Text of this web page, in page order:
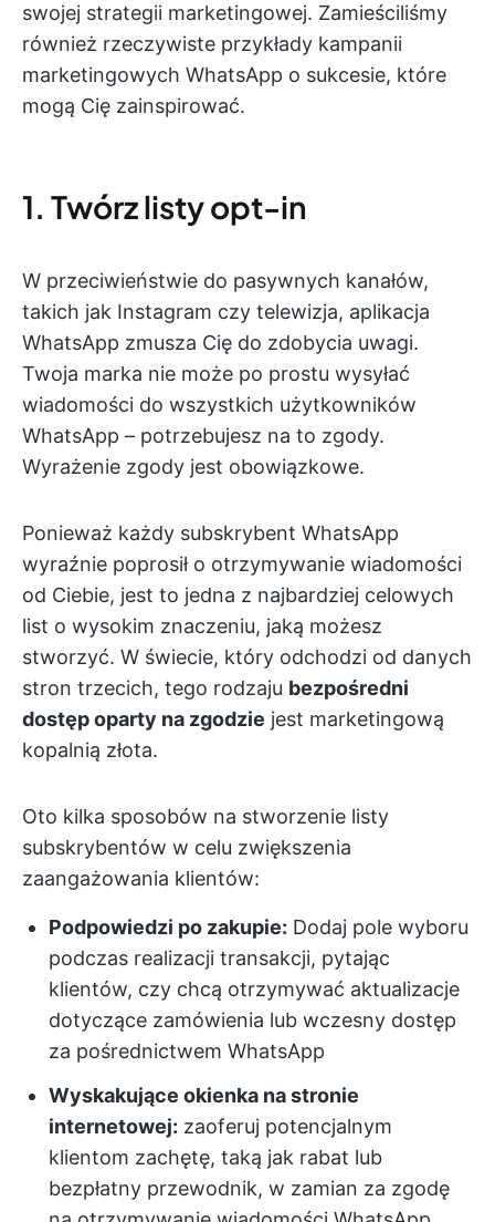
swojej strategii marketingowej. Zamieściliśmy
również rzeczywiste przykłady kampanii
marketingowych WhatsApp o sukcesie, które
mogą Cię zainspirować.
1. Twórz listy opt-in
W przeciwieństwie do pasywnych kanałów,
takich jak Instagram czy telewizja, aplikacja
WhatsApp zmusza Cię do zdobycia uwagi.
Twoja marka nie może po prostu wysyłać
wiadomości do wszystkich użytkowników
WhatsApp – potrzebujesz na to zgody.
Wyrażenie zgody jest obowiązkowe.
Ponieważ każdy subskrybent WhatsApp
wyraźnie poprosił o otrzymywanie wiadomości
od Ciebie, jest to jedna z najbardziej celowych
list o wysokim znaczeniu, jaką możesz
stworzyć. W świecie, który odchodzi od danych
stron trzecich, tego rodzaju bezpośredni
dostęp oparty na zgodzie jest marketingową
kopalnią złota.
Oto kilka sposobów na stworzenie listy
subskrybentów w celu zwiększenia
zaangażowania klientów:
Podpowiedzi po zakupie: Dodaj pole wyboru
podczas realizacji transakcji, pytając
klientów, czy chcą otrzymywać aktualizacje
dotyczące zamówienia lub wczesny dostęp
za pośrednictwem WhatsApp
Wyskakujące okienka na stronie
internetowej: zaoferuj potencjalnym
klientom zachętę, taką jak rabat lub
bezpłatny przewodnik, w zamian za zgodę